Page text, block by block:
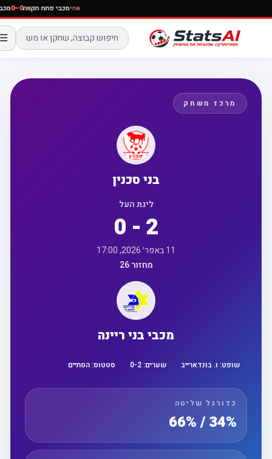
חימכבי פתח תקווה0–0
☰
מרכז משחק
בני סכנין
ליגת העל
0 - 2
מחזור 26
מכבי בני ריינה
שופט:ו. בונדארייב שערים: 0 -2 סטטוס:הסתיים
כדורגל שליטה
34% / 66%